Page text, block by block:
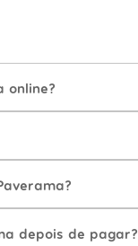
online?
depois de pagar?